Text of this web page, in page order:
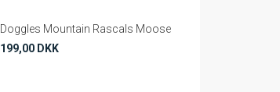
Doggles Mountain Rascals Moose
199,00 DKK